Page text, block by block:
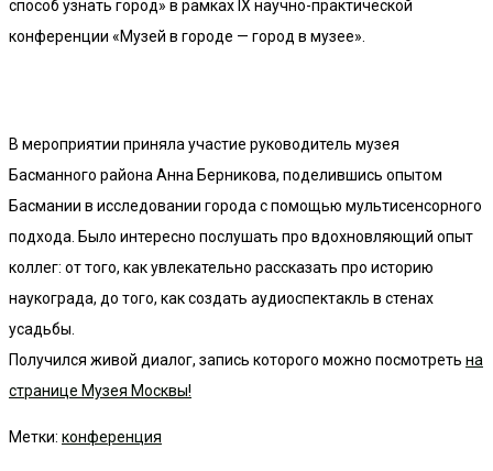
способ узнать город» в рамках IX научно-практической
конференции «Музей в городе — город в музее».
В мероприятии приняла участие руководитель музея
Басманного района Анна Берникова, поделившись опытом
Басмании в исследовании города с помощью мультисенсорного
подхода. Было интересно послушать про вдохновляющий опыт
коллег: от того, как увлекательно рассказать про историю
наукограда, до того, как создать аудиоспектакль в стенах
усадьбы.
Получился живой диалог, запись которого можно посмотреть на
странице Музея Москвы!
Метки: конференция